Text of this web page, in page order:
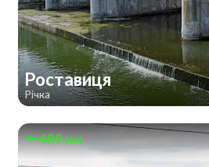
Роставиця
Річка
489 км